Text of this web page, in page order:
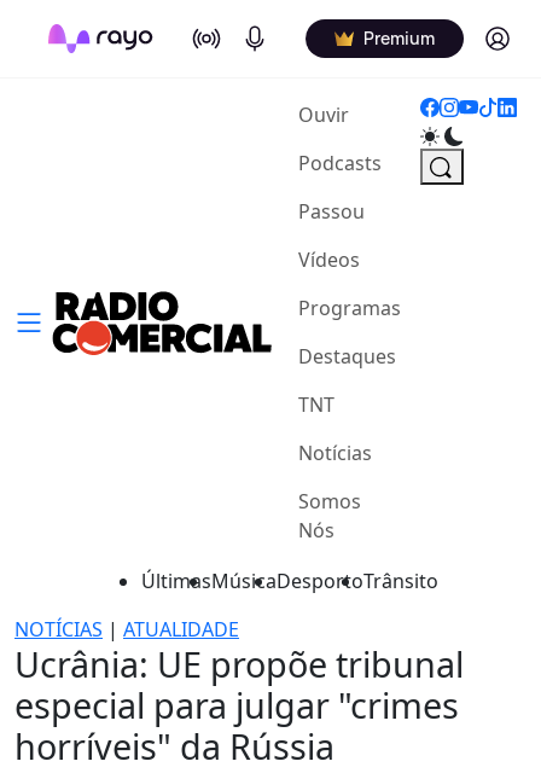
On Air Podcasts Premium Log in
Ouvir(current)
Podcasts
Passou
Vídeos
Programas
Destaques
TNT
Notícias
Somos
Nós
ÚltimasMúsicaDesportoTrânsito
NOTÍCIAS | ATUALIDADE
Ucrânia: UE propõe tribunal
especial para julgar "crimes
horríveis" da Rússia